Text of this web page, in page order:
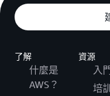
了解
什麼是
AWS？
資源
入
培訓